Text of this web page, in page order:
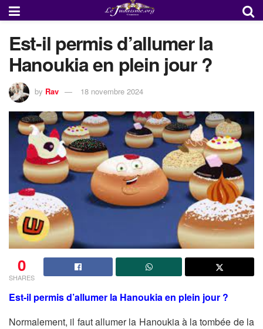
Est-il permis d’allumer la
Hanoukia en plein jour ?
by Rav 18 novembre 2024
0
SHARES
Est-il permis d’allumer la Hanoukiaen plein jour ?
Normalement, il faut allumer la Hanoukia à la tombée de la